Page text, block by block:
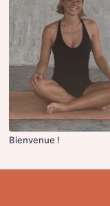
Bienvenue !